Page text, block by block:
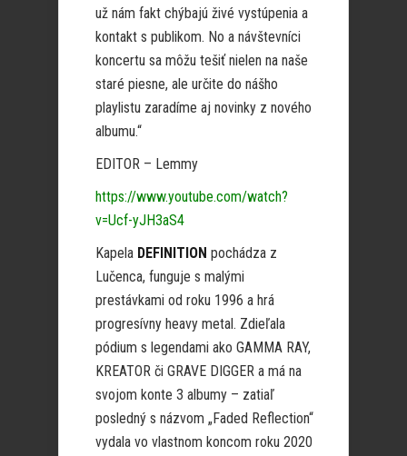
už nám fakt chýbajú živé vystúpenia a
kontakt s publikom. No a návštevníci
koncertu sa môžu tešiť nielen na naše
staré piesne, ale určite do nášho
playlistu zaradíme aj novinky z nového
albumu.“
EDITOR – Lemmy
https://www.youtube.com/watch?
v=Ucf-yJH3aS4
Kapela DEFINITION pochádza z
Lučenca, funguje s malými
prestávkami od roku 1996 a hrá
progresívny heavy metal. Zdieľala
pódium s legendami ako GAMMA RAY,
KREATOR či GRAVE DIGGER a má na
svojom konte 3 albumy – zatiaľ
posledný s názvom „Faded Reflection“
vydala vo vlastnom koncom roku 2020